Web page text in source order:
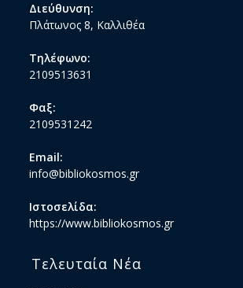
Διεύθυνση:
Πλάτωνος 8, Καλλιθέα
Τηλέφωνο:
2109513631
Φαξ:
2109531242
Email:
info@bibliokosmos.gr
Ιστοσελίδα:
https://www.bibliokosmos.gr
Τελευταία Νέα